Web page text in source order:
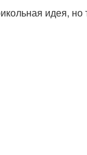
идея, но